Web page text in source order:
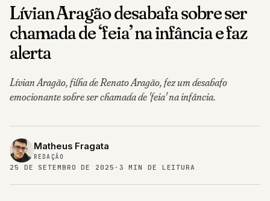
Lívian Aragão desabafa sobre ser
chamada de ‘feia’ na infância e faz
alerta
Lívian Aragão, filha de Renato Aragão, fez um desabafo
emocionante sobre ser chamada de 'feia' na infância.
Matheus Fragata
REDAÇÃO
25 DE SETEMBRO DE 2025 · 3 MIN DE LEITURA